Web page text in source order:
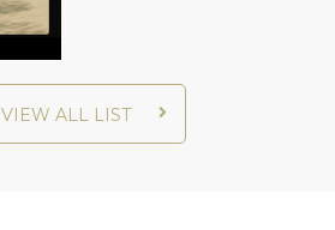
VIEW ALL LIST